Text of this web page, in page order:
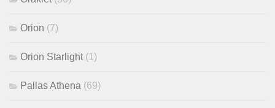
Orion (7)
Orion Starlight (1)
Pallas Athena (69)